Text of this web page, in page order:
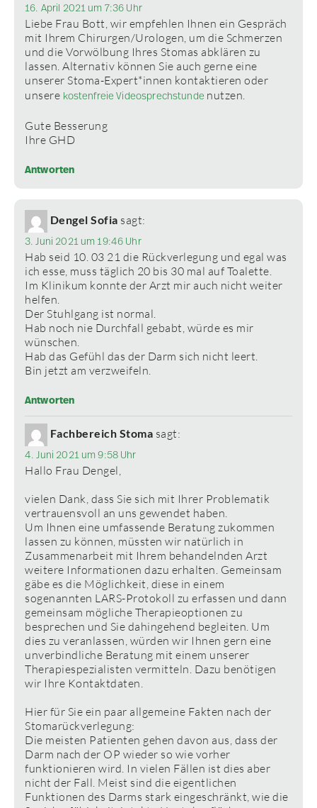
16. April 2021 um 7:36 Uhr
Liebe Frau Bott, wir empfehlen Ihnen ein Gespräch
mit Ihrem Chirurgen/Urologen, um die Schmerzen
und die Vorwölbung Ihres Stomas abklären zu
lassen. Alternativ können Sie auch gerne eine
unserer Stoma-Expert*innen kontaktieren oder
unsere kostenfreie Videosprechstunde nutzen.
Gute Besserung
Ihre GHD
Antworten
Dengel Sofia sagt:
3. Juni 2021 um 19:46 Uhr
Hab seid 10. 03 21 die Rückverlegung und egal was
ich esse, muss täglich 20 bis 30 mal auf Toalette.
Im Klinikum konnte der Arzt mir auch nicht weiter
helfen.
Der Stuhlgang ist normal.
Hab noch nie Durchfall gebabt, würde es mir
wünschen.
Hab das Gefühl das der Darm sich nicht leert.
Bin jetzt am verzweifeln.
Antworten
Fachbereich Stoma sagt:
4. Juni 2021 um 9:58 Uhr
Hallo Frau Dengel,
vielen Dank, dass Sie sich mit Ihrer Problematik
vertrauensvoll an uns gewendet haben.
Um Ihnen eine umfassende Beratung zukommen
lassen zu können, müssten wir natürlich in
Zusammenarbeit mit Ihrem behandelnden Arzt
weitere Informationen dazu erhalten. Gemeinsam
gäbe es die Möglichkeit, diese in einem
sogenannten LARS-Protokoll zu erfassen und dann
gemeinsam mögliche Therapieoptionen zu
besprechen und Sie dahingehend begleiten. Um
dies zu veranlassen, würden wir Ihnen gern eine
unverbindliche Beratung mit einem unserer
Therapiespezialisten vermitteln. Dazu benötigen
wir Ihre Kontaktdaten.
Hier für Sie ein paar allgemeine Fakten nach der
Stomarückverlegung:
Die meisten Patienten gehen davon aus, dass der
Darm nach der OP wieder so wie vorher
funktionieren wird. In vielen Fällen ist dies aber
nicht der Fall. Meist sind die eigentlichen
Funktionen des Darms stark eingeschränkt, wie die